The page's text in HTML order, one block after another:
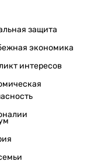
защита
экономика
интересов